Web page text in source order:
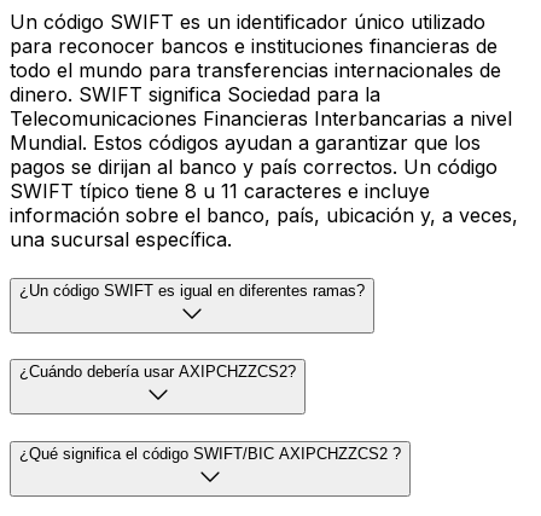
Un código SWIFT es un identificador único utilizado
para reconocer bancos e instituciones financieras de
todo el mundo para transferencias internacionales de
dinero. SWIFT significa Sociedad para la
Telecomunicaciones Financieras Interbancarias a nivel
Mundial. Estos códigos ayudan a garantizar que los
pagos se dirijan al banco y país correctos. Un código
SWIFT típico tiene 8 u 11 caracteres e incluye
información sobre el banco, país, ubicación y, a veces,
una sucursal específica.
¿Un código SWIFT es igual en diferentes ramas?
¿Cuándo debería usar AXIPCHZZCS2?
¿Qué significa el código SWIFT/BIC AXIPCHZZCS2 ?